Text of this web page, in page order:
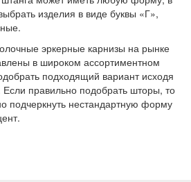
изделия в виде буквы «Г»,
эркерные карнизы на рынке
в широком ассортиментном
подходящий вариант исходя
правильно подобрать шторы, то
подчеркнуть нестандартную форму